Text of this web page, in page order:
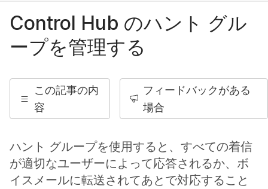
Control Hub のハント グル
ープを管理する
この記事の内
容
フィードバックがある
場合
ハント グループを使用すると、すべての着信
が適切なユーザーによって応答されるか、ボ
イスメールに転送されてあとで対応すること